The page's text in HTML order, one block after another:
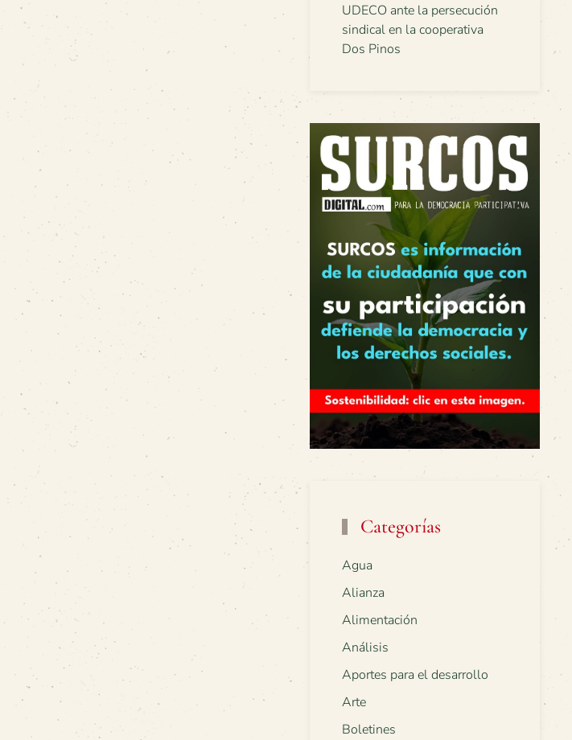
UDECO ante la persecución
sindical en la cooperativa
Dos Pinos
Categorías
Agua
Alianza
Alimentación
Análisis
Aportes para el desarrollo
Arte
Boletines